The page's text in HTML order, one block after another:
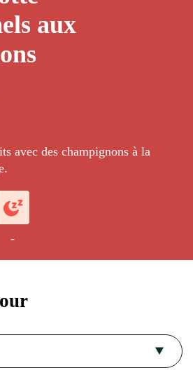
aux
avec des champignons à la
-